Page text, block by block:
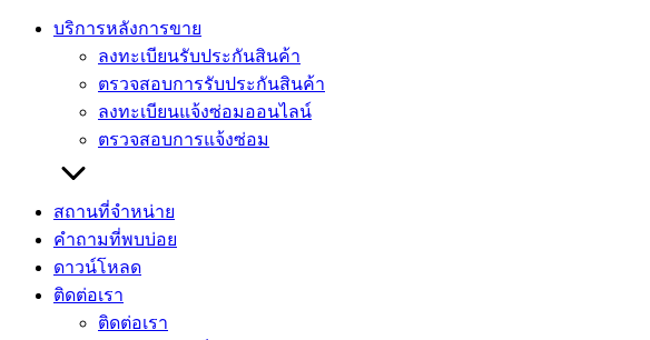
บริการหลังการขาย
ลงทะเบียนรับประกันสินค้า
ตรวจสอบการรับประกันสินค้า
ลงทะเบียนแจ้งซ่อมออนไลน์
ตรวจสอบการแจ้งซ่อม
สถานที่จำหน่าย
คำถามที่พบบ่อย
ดาวน์โหลด
ติดต่อเรา
ติดต่อเรา